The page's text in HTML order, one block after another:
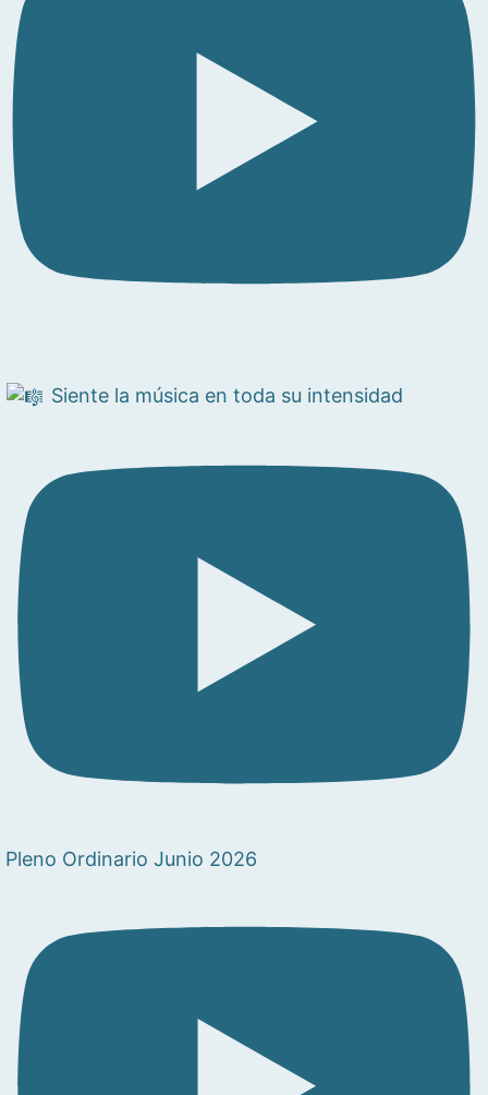
Siente la música en toda su intensidad
Pleno Ordinario Junio 2026